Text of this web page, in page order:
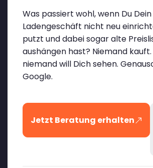
Was passiert wohl, wenn Du Dein
Ladengeschäft nicht neu
putzt und dabei sogar alte
aushängen hast? Niemand kauft.
niemand will Dich sehen.
Google.
Jetzt Beratung erhalten